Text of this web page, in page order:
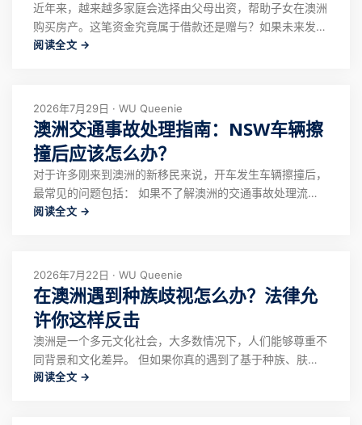
近年来，越来越多家庭会选择由父母出资，帮助子女在澳洲
购买房产。这笔资金究竟属于借款还是赠与？如果未来发生
婚姻变化、家庭财产争议或债务问题，父母的出资是否能够
（Loan Agreement）及财产协议（B
阅读全文 →
2026年7月29日 · WU Queenie
澳洲交通事故处理指南：NSW车辆擦
撞后应该怎么办？
对于许多刚来到澳洲的新移民来说，开车发生车辆擦撞后，
最常见的问题包括： 如果不了解澳洲的交通事故处理流
程，很容易因为处理不当影响保险理赔，甚至承担不必要的
料交换、拖车注意事项、保险理赔以及 CT
阅读全文 →
2026年7月22日 · WU Queenie
在澳洲遇到种族歧视怎么办？法律允
许你这样反击
澳洲是一个多元文化社会，大多数情况下，人们能够尊重不
同背景和文化差异。 但如果你真的遇到了基于种族、肤
色、国籍或文化背景的歧视行为，也需要知道： 你不是只
阅读全文 →